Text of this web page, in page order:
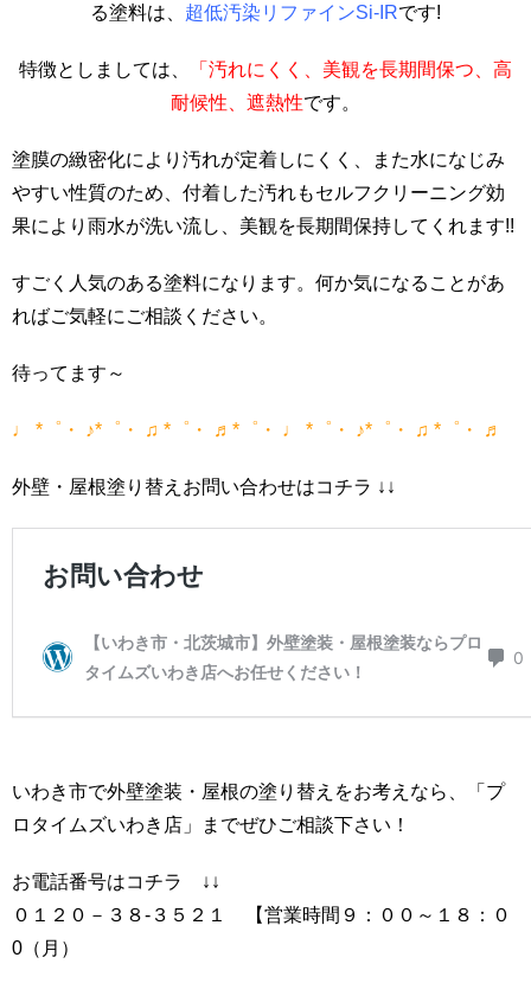
る塗料は、 超低汚染リファインSi-IRです!
特徴としましては、
「汚れにくく、美観を長期間保つ、高
耐候性、遮熱性です。
塗膜の緻密化により汚れが定着しにくく、また水になじみ
やすい性質のため、付着した汚れもセルフクリーニング効
果により雨水が洗い流し、美観を長期間保持してくれます!!
すごく人気のある塗料になります。何か気になることがあ
ればご気軽にご相談ください。
待ってます～
♩ *゜・ ♪*゜・ ♫ *゜・ ♬*゜・ ♩ *゜・ ♪*゜・ ♫ *゜・ ♬
外壁・屋根塗り替えお問い合わせはコチラ ↓↓
いわき市で外壁塗装・屋根の塗り替えをお考えなら、「プ
ロタイムズいわき店」までぜひご相談下さい！
お電話番号はコチラ ↓↓
０１２０－３８-３５２１ 【営業時間９：００～１８：０
0（月）